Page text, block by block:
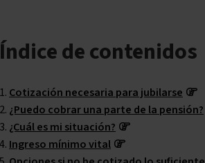
Índice de contenidos
Cotización necesaria para jubilarse
¿Puedo cobrar una parte de la pensión?
¿Cuál es mi situación?
Ingreso mínimo vital